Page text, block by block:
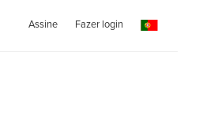
Assine Fazer login